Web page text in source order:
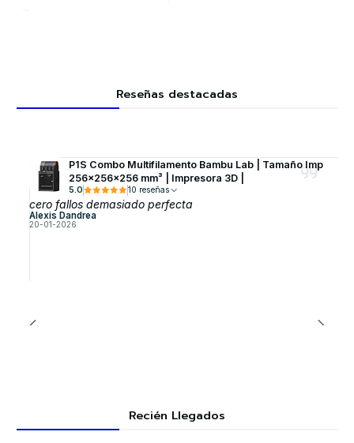
Reseñas destacadas
P1S Combo Multifilamento Bambu Lab | Tamaño Imp
256×256×256 mm³ | Impresora 3D |
5.0 10 reseñas
cero fallos demasiado perfecta
Alexis Dandrea
20-01-2026
Recién Llegados